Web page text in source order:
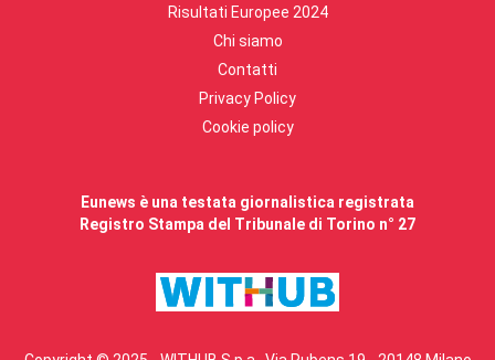
Risultati Europee 2024
Chi siamo
Contatti
Privacy Policy
Cookie policy
Eunews è una testata giornalistica registrata
Registro Stampa del Tribunale di Torino n° 27